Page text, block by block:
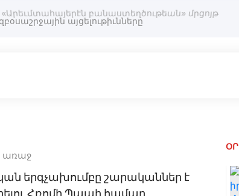
բանաստեղծութեան» մրցոյթ
առաջ
երգչախումբը շարականներ է
ՕՐ